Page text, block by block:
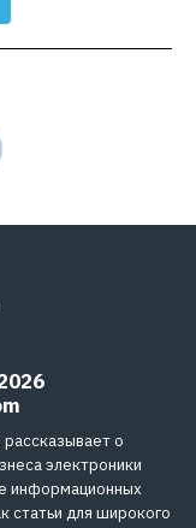
о
электроники
информационных
статьи для широкого